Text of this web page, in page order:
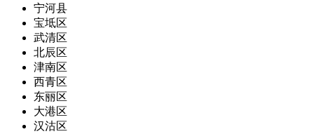
宁河县
宝坻区
武清区
北辰区
津南区
西青区
东丽区
大港区
汉沽区